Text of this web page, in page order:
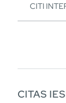
CITI
CITAS